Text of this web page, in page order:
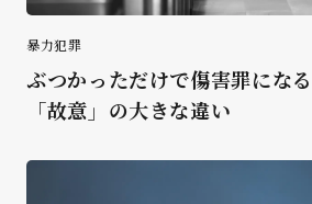
暴力犯罪
ぶつかっただけで傷害罪にな
「故意」の大きな違い